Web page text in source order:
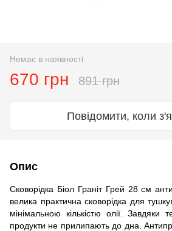
Немає в наявності
670 грн 891 грн
Повідомити, коли
Опис
Сковорідка Біол Граніт Грей 28 см
велика практична сковорідка для
мінімальною кількістю олії. Завдяки
продукти не прилипають до дна.